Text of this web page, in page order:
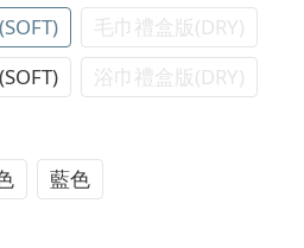
毛巾禮盒版(DRY)
浴巾禮盒版(DRY)
藍色